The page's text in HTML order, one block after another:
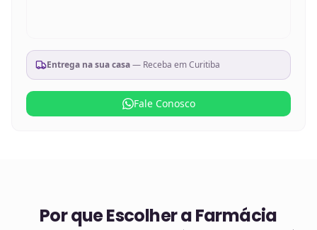
Entrega na sua casa— Receba emCuritiba
Fale Conosco
Por que Escolher a Farmácia